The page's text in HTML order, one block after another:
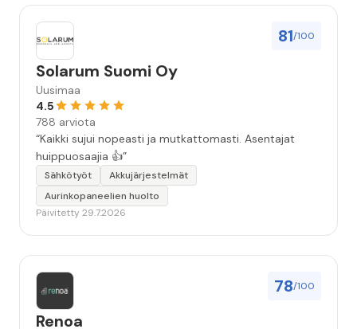
81/100
Solarum Suomi Oy
Uusimaa
4.5
788 arviota
“Kaikki sujui nopeasti ja mutkattomasti. Asentajat
huippuosaajia 👍”
Sähkötyöt
Akkujärjestelmät
Aurinkopaneelien huolto
Päivitetty 29.7.2026
78/100
Renoa